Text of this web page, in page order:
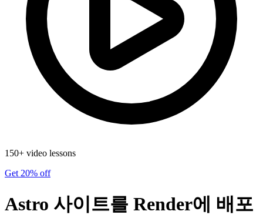
150+ video lessons
Get 20% off
Astro 사이트를 Render에 배포